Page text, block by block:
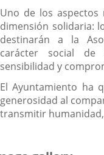
Uno de los aspectos
dimensión solidaria:
destinarán a la
carácter social
sensibilidad y
El Ayuntamiento ha
generosidad al
transmitir